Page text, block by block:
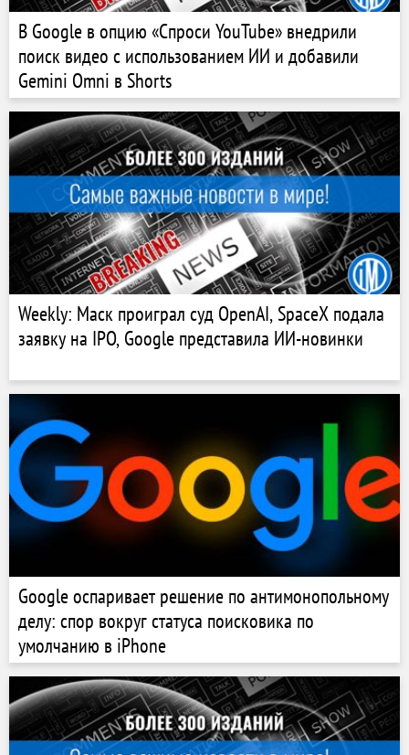
В Google в опцию «Спроси YouTube» внедрили
поиск видео с использованием ИИ и добавили
Gemini Omni в Shorts
Weekly: Маск проиграл суд OpenAI, SpaceX подала
заявку на IPO, Google представила ИИ-новинки
Google оспаривает решение по антимонопольному
делу: спор вокруг статуса поисковика по
умолчанию в iPhone